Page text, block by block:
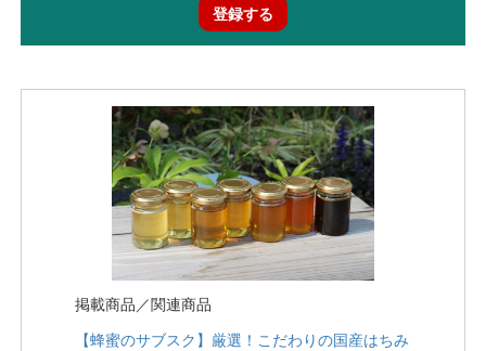
登録する
掲載商品／関連商品
【蜂蜜のサブスク】厳選！こだわりの国産はちみ